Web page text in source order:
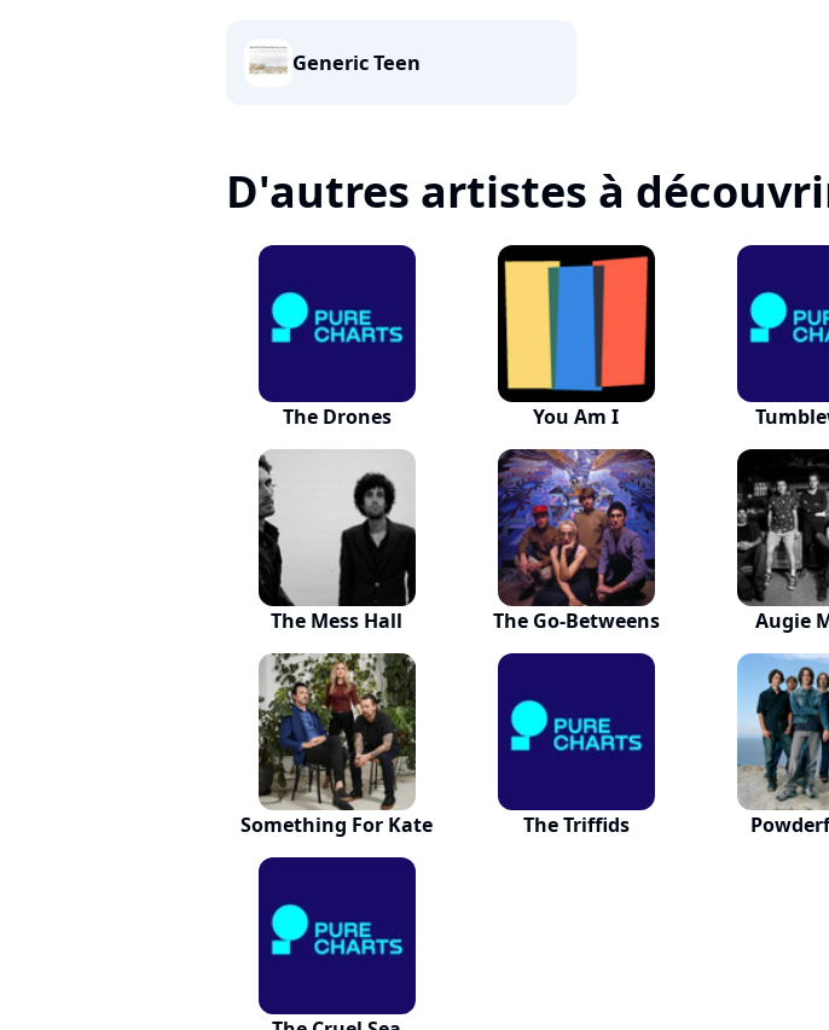
Generic Teen
D'autres artistes à
The Drones You Am I
The Mess Hall The Go-Betweens Augie
Something For Kate The Triffids